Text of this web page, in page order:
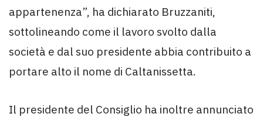
appartenenza”, ha dichiarato Bruzzaniti,
sottolineando come il lavoro svolto dalla
società e dal suo presidente abbia contribuito a
portare alto il nome di Caltanissetta.
Il presidente del Consiglio ha inoltre annunciato